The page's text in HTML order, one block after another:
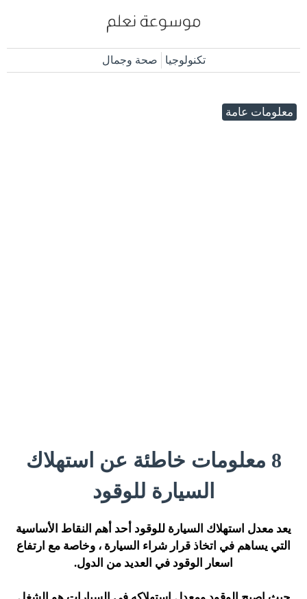
تكنولوجيا صحة وجمال
معلومات عامة
8 معلومات خاطئة عن استهلاك
السيارة للوقود
يعد معدل استهلاك السيارة للوقود أحد أهم النقاط الأساسية
التي يساهم في اتخاذ قرار شراء السيارة ، وخاصة مع ارتفاع
اسعار الوقود في العديد من الدول.